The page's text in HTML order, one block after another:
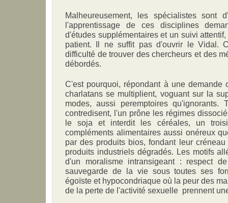
Malheureusement, les spécialistes sont
l'apprentissage de ces disciplines
d'études supplémentaires et un suivi
patient. Il ne suffit pas d'ouvrir le Vidal.
difficulté de trouver des chercheurs et des
débordés.
C'est pourquoi, répondant à une demande
charlatans se multiplient, voguant sur la
modes, aussi peremptoires qu'ignorants.
contredisent, l'un prône les régimes
le soja et interdit les céréales, un
compléments alimentaires aussi onéreux
par des produits bios, fondant leur
produits industriels dégradés. Les motifs
d'un moralisme intransigeant : respect
sauvegarde de la vie sous toutes ses
égoïste et hypocondriaque où la peur des
de la perte de l'activité sexuelle prennent